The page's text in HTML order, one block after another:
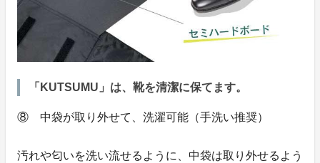
「KUTSUMU」は、靴を清潔に保てます。
⑧ 中袋が取り外せて、洗濯可能（手洗い推奨）
汚れや匂いを洗い流せるように、中袋は取り外せるよう